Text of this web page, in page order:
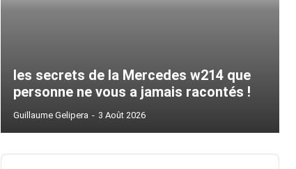
les secrets de la Mercedes w214 que
personne ne vous a jamais racontés !
Guillaume Gelipera - 3 Août 2026